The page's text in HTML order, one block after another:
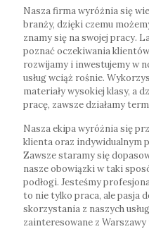
Nasza firma wyróżnia się
branży, dzięki czemu
znamy się na swojej pracy.
poznać oczekiwania
rozwijamy i inwestujemy w
usług wciąż rośnie.
materiały wysokiej klasy, a
pracę, zawsze działamy
Nasza ekipa wyróżnia się
klienta oraz indywidualnym
Zawsze staramy się
nasze obowiązki w taki
podłogi. Jesteśmy
to nie tylko praca, ale pasja
skorzystania z naszych
zainteresowane z Warszawy